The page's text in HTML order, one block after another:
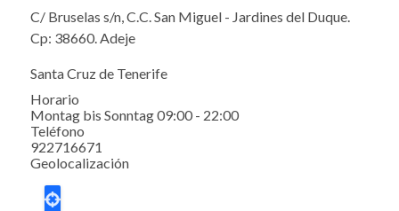
C/ Bruselas s/n, C.C. San Miguel - Jardines del Duque.
Cp: 38660. Adeje
Santa Cruz de Tenerife
Horario
Montag bis Sonntag 09:00 - 22:00
Teléfono
922716671
Geolocalización